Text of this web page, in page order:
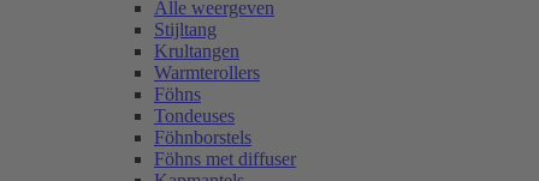
Alle weergeven
Stijltang
Krultangen
Warmterollers
Föhns
Tondeuses
Föhnborstels
Föhns met diffuser